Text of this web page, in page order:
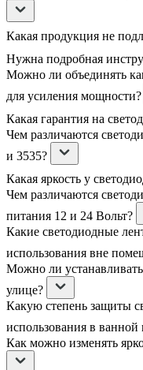
Какая продукция не
Нужна подробная
Можно ли объединять
для усиления мощности?
Какая гарантия на
Чем различаются
и 3535?
Какая яркость у
Чем различаются
питания 12 и 24 Вольт?
Какие светодиодные
использования вне
Можно ли
улице?
Какую степень защиты
использования в ванной
Как можно изменять